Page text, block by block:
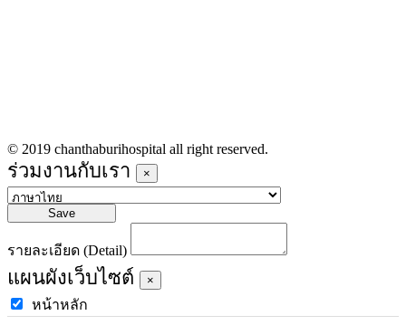
© 2019 chanthaburihospital all right reserved.
ร่วมงานกับเรา ×
Save
รายละเอียด (Detail)
แผนผังเว็บไซต์ ×
หน้าหลัก